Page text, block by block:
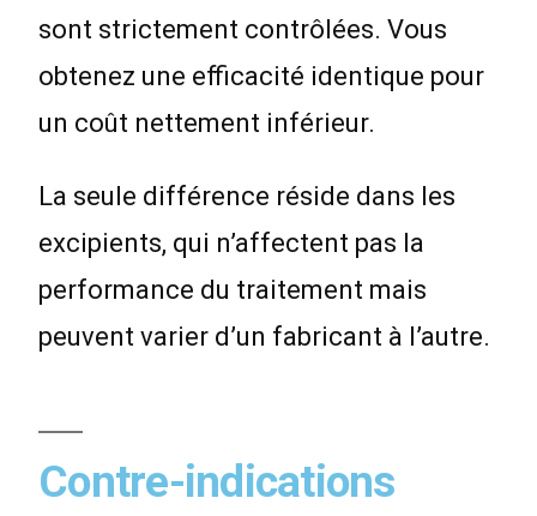
sont strictement contrôlées. Vous
obtenez une efficacité identique pour
un coût nettement inférieur.
La seule différence réside dans les
excipients, qui n’affectent pas la
performance du traitement mais
peuvent varier d’un fabricant à l’autre.
Contre-indications